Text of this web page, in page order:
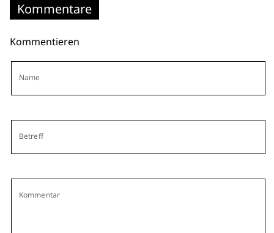
Kommentare
Kommentieren
Name
Betreff
Kommentar